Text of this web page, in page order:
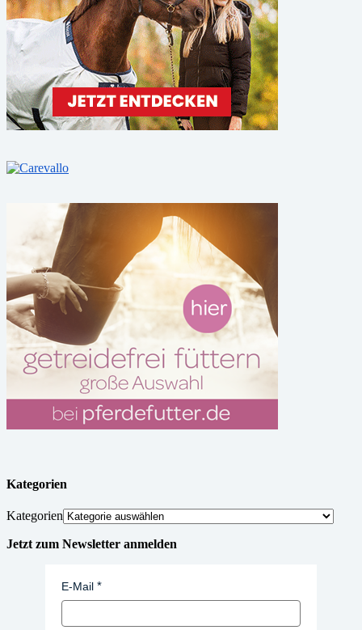
Kategorien
Kategorien
Jetzt zum Newsletter anmelden
E-Mail